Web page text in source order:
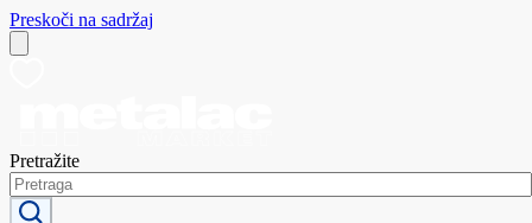
Preskoči na sadržaj
Pretražite